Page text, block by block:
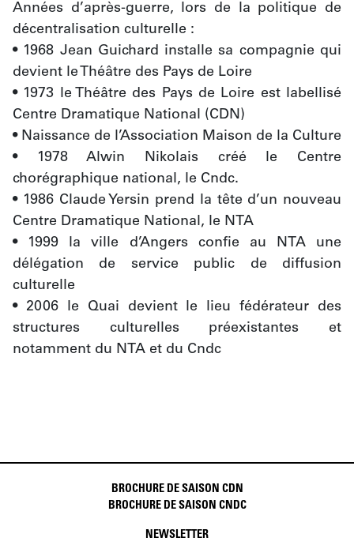
Années d’après-guerre, lors de la politique de
décentralisation culturelle :
• 1968 Jean Guichard installe sa compagnie qui
devient le Théâtre des Pays de Loire
• 1973 le Théâtre des Pays de Loire est labellisé
Centre Dramatique National (CDN)
• Naissance de l’Association Maison de la Culture
• 1978 Alwin Nikolais créé le Centre
chorégraphique national, le Cndc.
• 1986 Claude Yersin prend la tête d’un nouveau
Centre Dramatique National, le NTA
• 1999 la ville d’Angers confie au NTA une
délégation de service public de diffusion
culturelle
• 2006 le Quai devient le lieu fédérateur des
structures culturelles préexistantes et
notamment du NTA et du Cndc
BROCHURE DE SAISON CDN
BROCHURE DE SAISON CNDC
NEWSLETTER